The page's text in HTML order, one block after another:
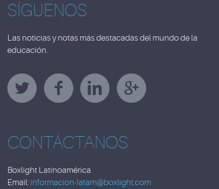
SÍGUENOS
Las noticias y notas más destacadas del mundo de la
educación.
CONTÁCTANOS
Boxlight Latinoamérica
Email: informacion-latam@boxlight.com